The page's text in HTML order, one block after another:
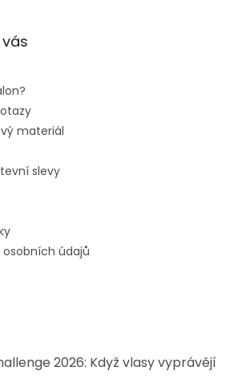
materiál
slevy
údajů
2026: Když vlasy vyprávějí